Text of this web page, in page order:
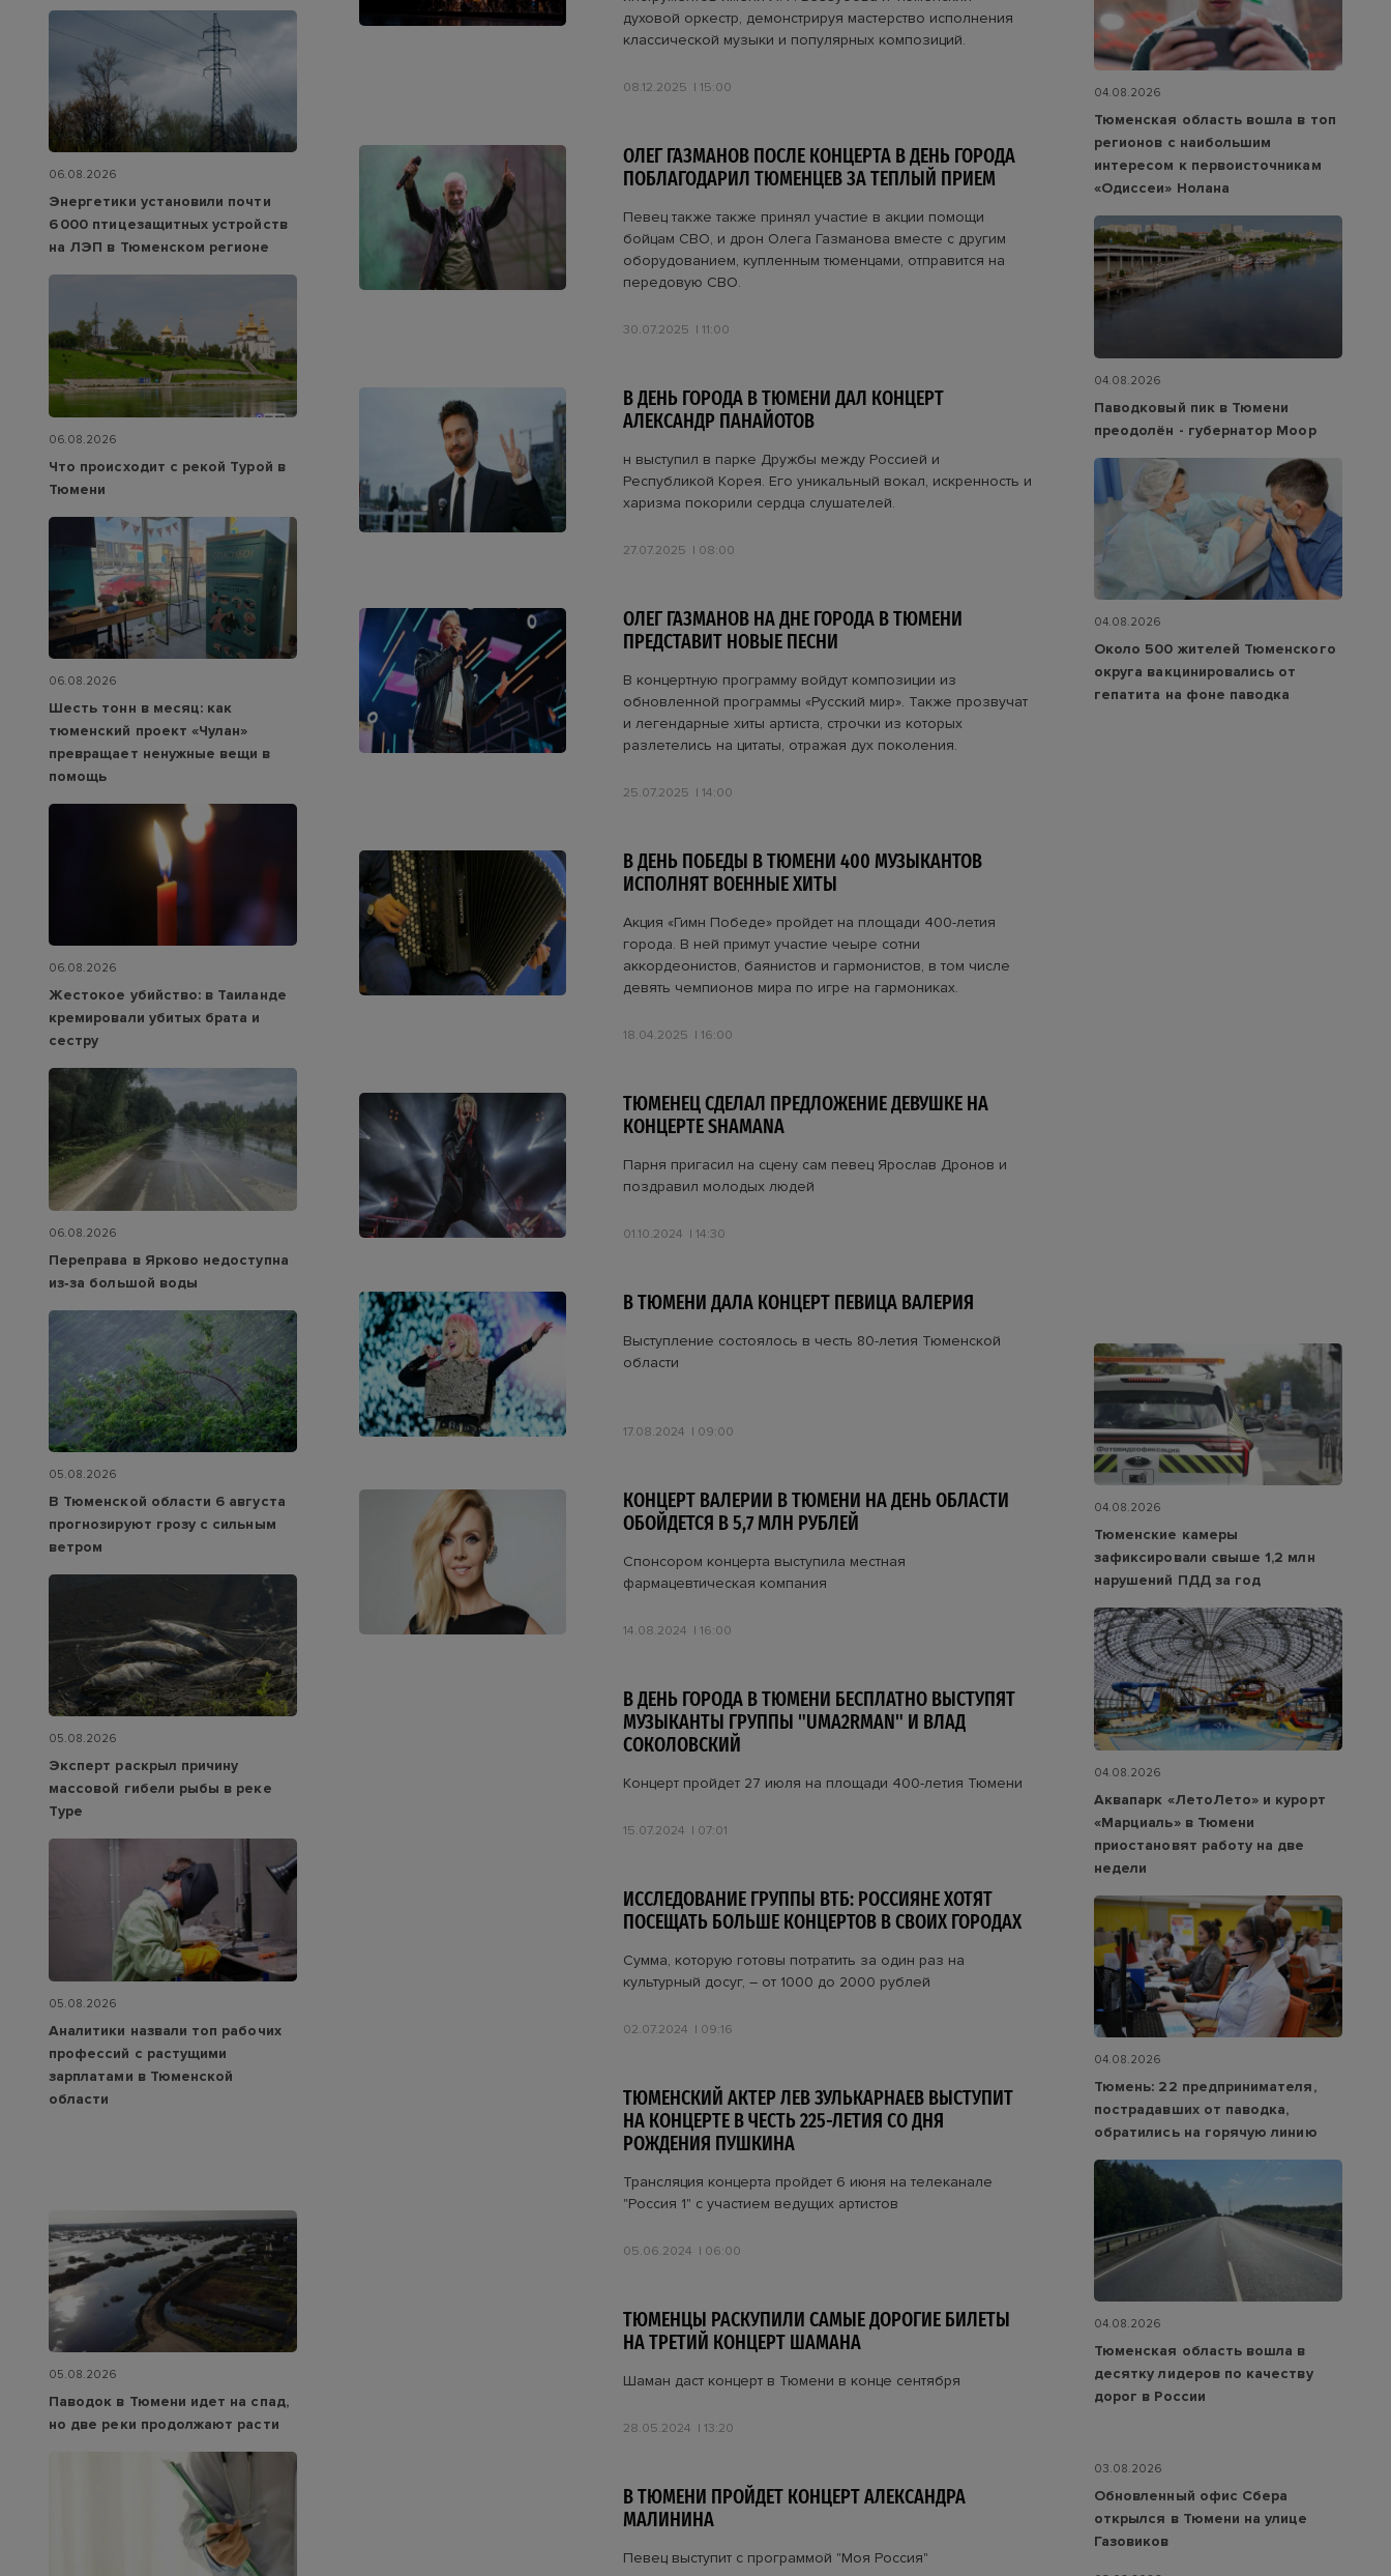
духовой оркестр, демонстрируя мастерство исполнения
классической музыки и популярных композиций.
08.12.2025 15:00
ОЛЕГ ГАЗМАНОВ ПОСЛЕ КОНЦЕРТА В ДЕНЬ ГОРОДА
ПОБЛАГОДАРИЛ ТЮМЕНЦЕВ ЗА ТЕПЛЫЙ ПРИЕМ
Певец также также принял участие в акции помощи
бойцам СВО, и дрон Олега Газманова вместе с другим
оборудованием, купленным тюменцами, отправится на
передовую СВО.
30.07.2025 11:00
В ДЕНЬ ГОРОДА В ТЮМЕНИ ДАЛ КОНЦЕРТ
АЛЕКСАНДР ПАНАЙОТОВ
н выступил в парке Дружбы между Россией и
Республикой Корея. Его уникальный вокал, искренность и
харизма покорили сердца слушателей.
27.07.2025 08:00
ОЛЕГ ГАЗМАНОВ НА ДНЕ ГОРОДА В ТЮМЕНИ
ПРЕДСТАВИТ НОВЫЕ ПЕСНИ
В концертную программу войдут композиции из
обновленной программы «Русский мир». Также прозвучат
и легендарные хиты артиста, строчки из которых
разлетелись на цитаты, отражая дух поколения.
25.07.2025 14:00
В ДЕНЬ ПОБЕДЫ В ТЮМЕНИ 400 МУЗЫКАНТОВ
ИСПОЛНЯТ ВОЕННЫЕ ХИТЫ
Акция «Гимн Победе» пройдет на площади 400-летия
города. В ней примут участие чеыре сотни
аккордеонистов, баянистов и гармонистов, в том числе
девять чемпионов мира по игре на гармониках.
18.04.2025 16:00
ТЮМЕНЕЦ СДЕЛАЛ ПРЕДЛОЖЕНИЕ ДЕВУШКЕ НА
КОНЦЕРТЕ SHAMANА
Парня пригасил на сцену сам певец Ярослав Дронов и
поздравил молодых людей
01.10.2024 14:30
В ТЮМЕНИ ДАЛА КОНЦЕРТ ПЕВИЦА ВАЛЕРИЯ
Выступление состоялось в честь 80-летия Тюменской
области
17.08.2024 09:00
КОНЦЕРТ ВАЛЕРИИ В ТЮМЕНИ НА ДЕНЬ ОБЛАСТИ
ОБОЙДЕТСЯ В 5,7 МЛН РУБЛЕЙ
Спонсором концерта выступила местная
фармацевтическая компания
14.08.2024 16:00
В ДЕНЬ ГОРОДА В ТЮМЕНИ БЕСПЛАТНО ВЫСТУПЯТ
МУЗЫКАНТЫ ГРУППЫ "UMA2RMAN" И ВЛАД
СОКОЛОВСКИЙ
Концерт пройдет 27 июля на площади 400-летия Тюмени
15.07.2024 07:01
ИССЛЕДОВАНИЕ ГРУППЫ ВТБ: РОССИЯНЕ ХОТЯТ
ПОСЕЩАТЬ БОЛЬШЕ КОНЦЕРТОВ В СВОИХ ГОРОДАХ
Сумма, которую готовы потратить за один раз на
культурный досуг, – от 1000 до 2000 рублей
02.07.2024 09:16
ТЮМЕНСКИЙ АКТЕР ЛЕВ ЗУЛЬКАРНАЕВ ВЫСТУПИТ
НА КОНЦЕРТЕ В ЧЕСТЬ 225-ЛЕТИЯ СО ДНЯ
РОЖДЕНИЯ ПУШКИНА
Трансляция концерта пройдет 6 июня на телеканале
"Россия 1" с участием ведущих артистов
05.06.2024 06:00
ТЮМЕНЦЫ РАСКУПИЛИ САМЫЕ ДОРОГИЕ БИЛЕТЫ
НА ТРЕТИЙ КОНЦЕРТ ШАМАНА
Шаман даст концерт в Тюмени в конце сентября
28.05.2024 13:20
В ТЮМЕНИ ПРОЙДЕТ КОНЦЕРТ АЛЕКСАНДРА
МАЛИНИНА
Певец выступит с программой "Моя Россия"
06.08.2026
Энергетики установили почти
6 000 птицезащитных устройств
на ЛЭП в Тюменском регионе
06.08.2026
Что происходит с рекой Турой в
Тюмени
06.08.2026
Шесть тонн в месяц: как
тюменский проект «Чулан»
превращает ненужные вещи в
помощь
06.08.2026
Жестокое убийство: в Таиланде
кремировали убитых брата и
сестру
06.08.2026
Переправа в Ярково недоступна
из‑за большой воды
05.08.2026
В Тюменской области 6 августа
прогнозируют грозу с сильным
ветром
05.08.2026
Эксперт раскрыл причину
массовой гибели рыбы в реке
Туре
05.08.2026
Аналитики назвали топ рабочих
профессий с растущими
зарплатами в Тюменской
области
05.08.2026
Паводок в Тюмени идет на спад,
но две реки продолжают расти
04.08.2026
Тюменская область вошла в топ
регионов с наибольшим
интересом к первоисточникам
«Одиссеи» Нолана
04.08.2026
Паводковый пик в Тюмени
преодолён - губернатор Моор
04.08.2026
Около 500 жителей Тюменского
округа вакцинировались от
гепатита на фоне паводка
04.08.2026
Тюменские камеры
зафиксировали свыше 1,2 млн
нарушений ПДД за год
04.08.2026
Аквапарк «ЛетоЛето» и курорт
«Марциаль» в Тюмени
приостановят работу на две
недели
04.08.2026
Тюмень: 22 предпринимателя,
пострадавших от паводка,
обратились на горячую линию
04.08.2026
Тюменская область вошла в
десятку лидеров по качеству
дорог в России
03.08.2026
Обновленный офис Сбера
открылся в Тюмени на улице
Газовиков